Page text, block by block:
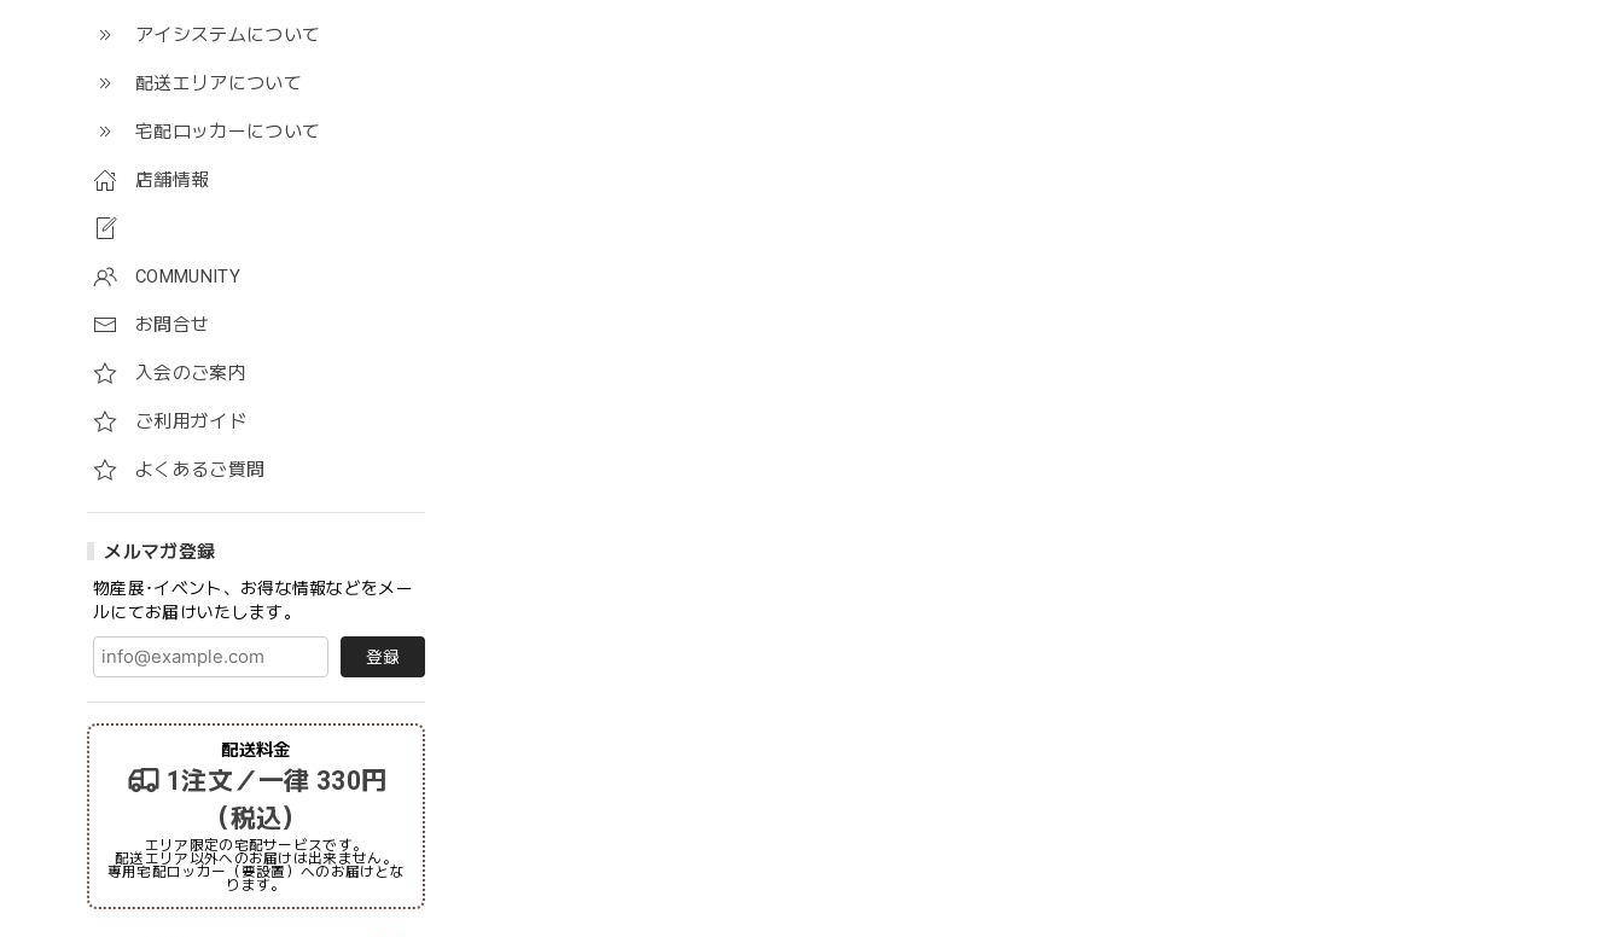
アイシステムについて
配送エリアについて
宅配ロッカーについて
店舗情報
COMMUNITY
お問合せ
入会のご案内
ご利用ガイド
よくあるご質問
メルマガ登録
物産展･イベント、お得な情報などをメー
ルにてお届けいたします。
登録
配送料金
1注文／一律 330円
（税込）
エリア限定の宅配サービスです。
配送エリア以外へのお届けは出来ません。
専用宅配ロッカー（要設置）へのお届けとな
ります。